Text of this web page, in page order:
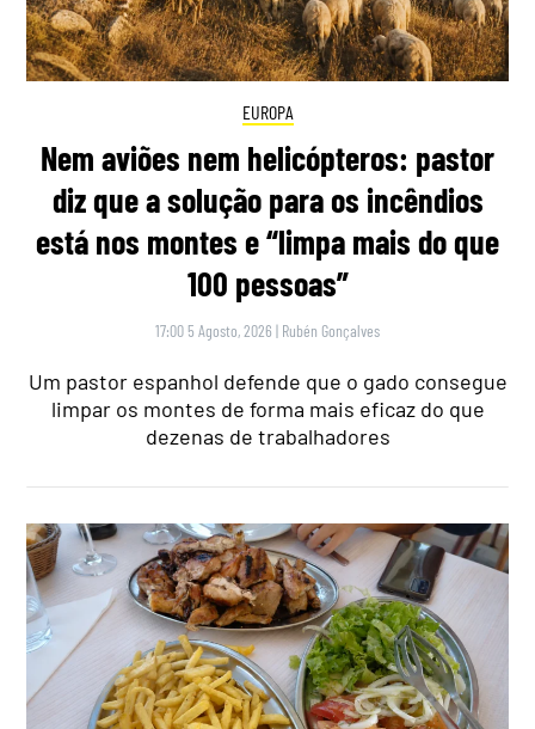
EUROPA
Nem aviões nem helicópteros: pastor
diz que a solução para os incêndios
está nos montes e “limpa mais do que
100 pessoas”
17:00 5 Agosto, 2026 | Rubén Gonçalves
Um pastor espanhol defende que o gado consegue
limpar os montes de forma mais eficaz do que
dezenas de trabalhadores